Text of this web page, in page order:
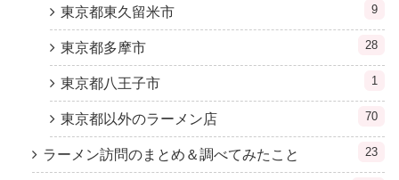
東京都東久留米市 9
東京都多摩市 28
東京都八王子市 1
東京都以外のラーメン店 70
ラーメン訪問のまとめ＆調べてみたこと 23